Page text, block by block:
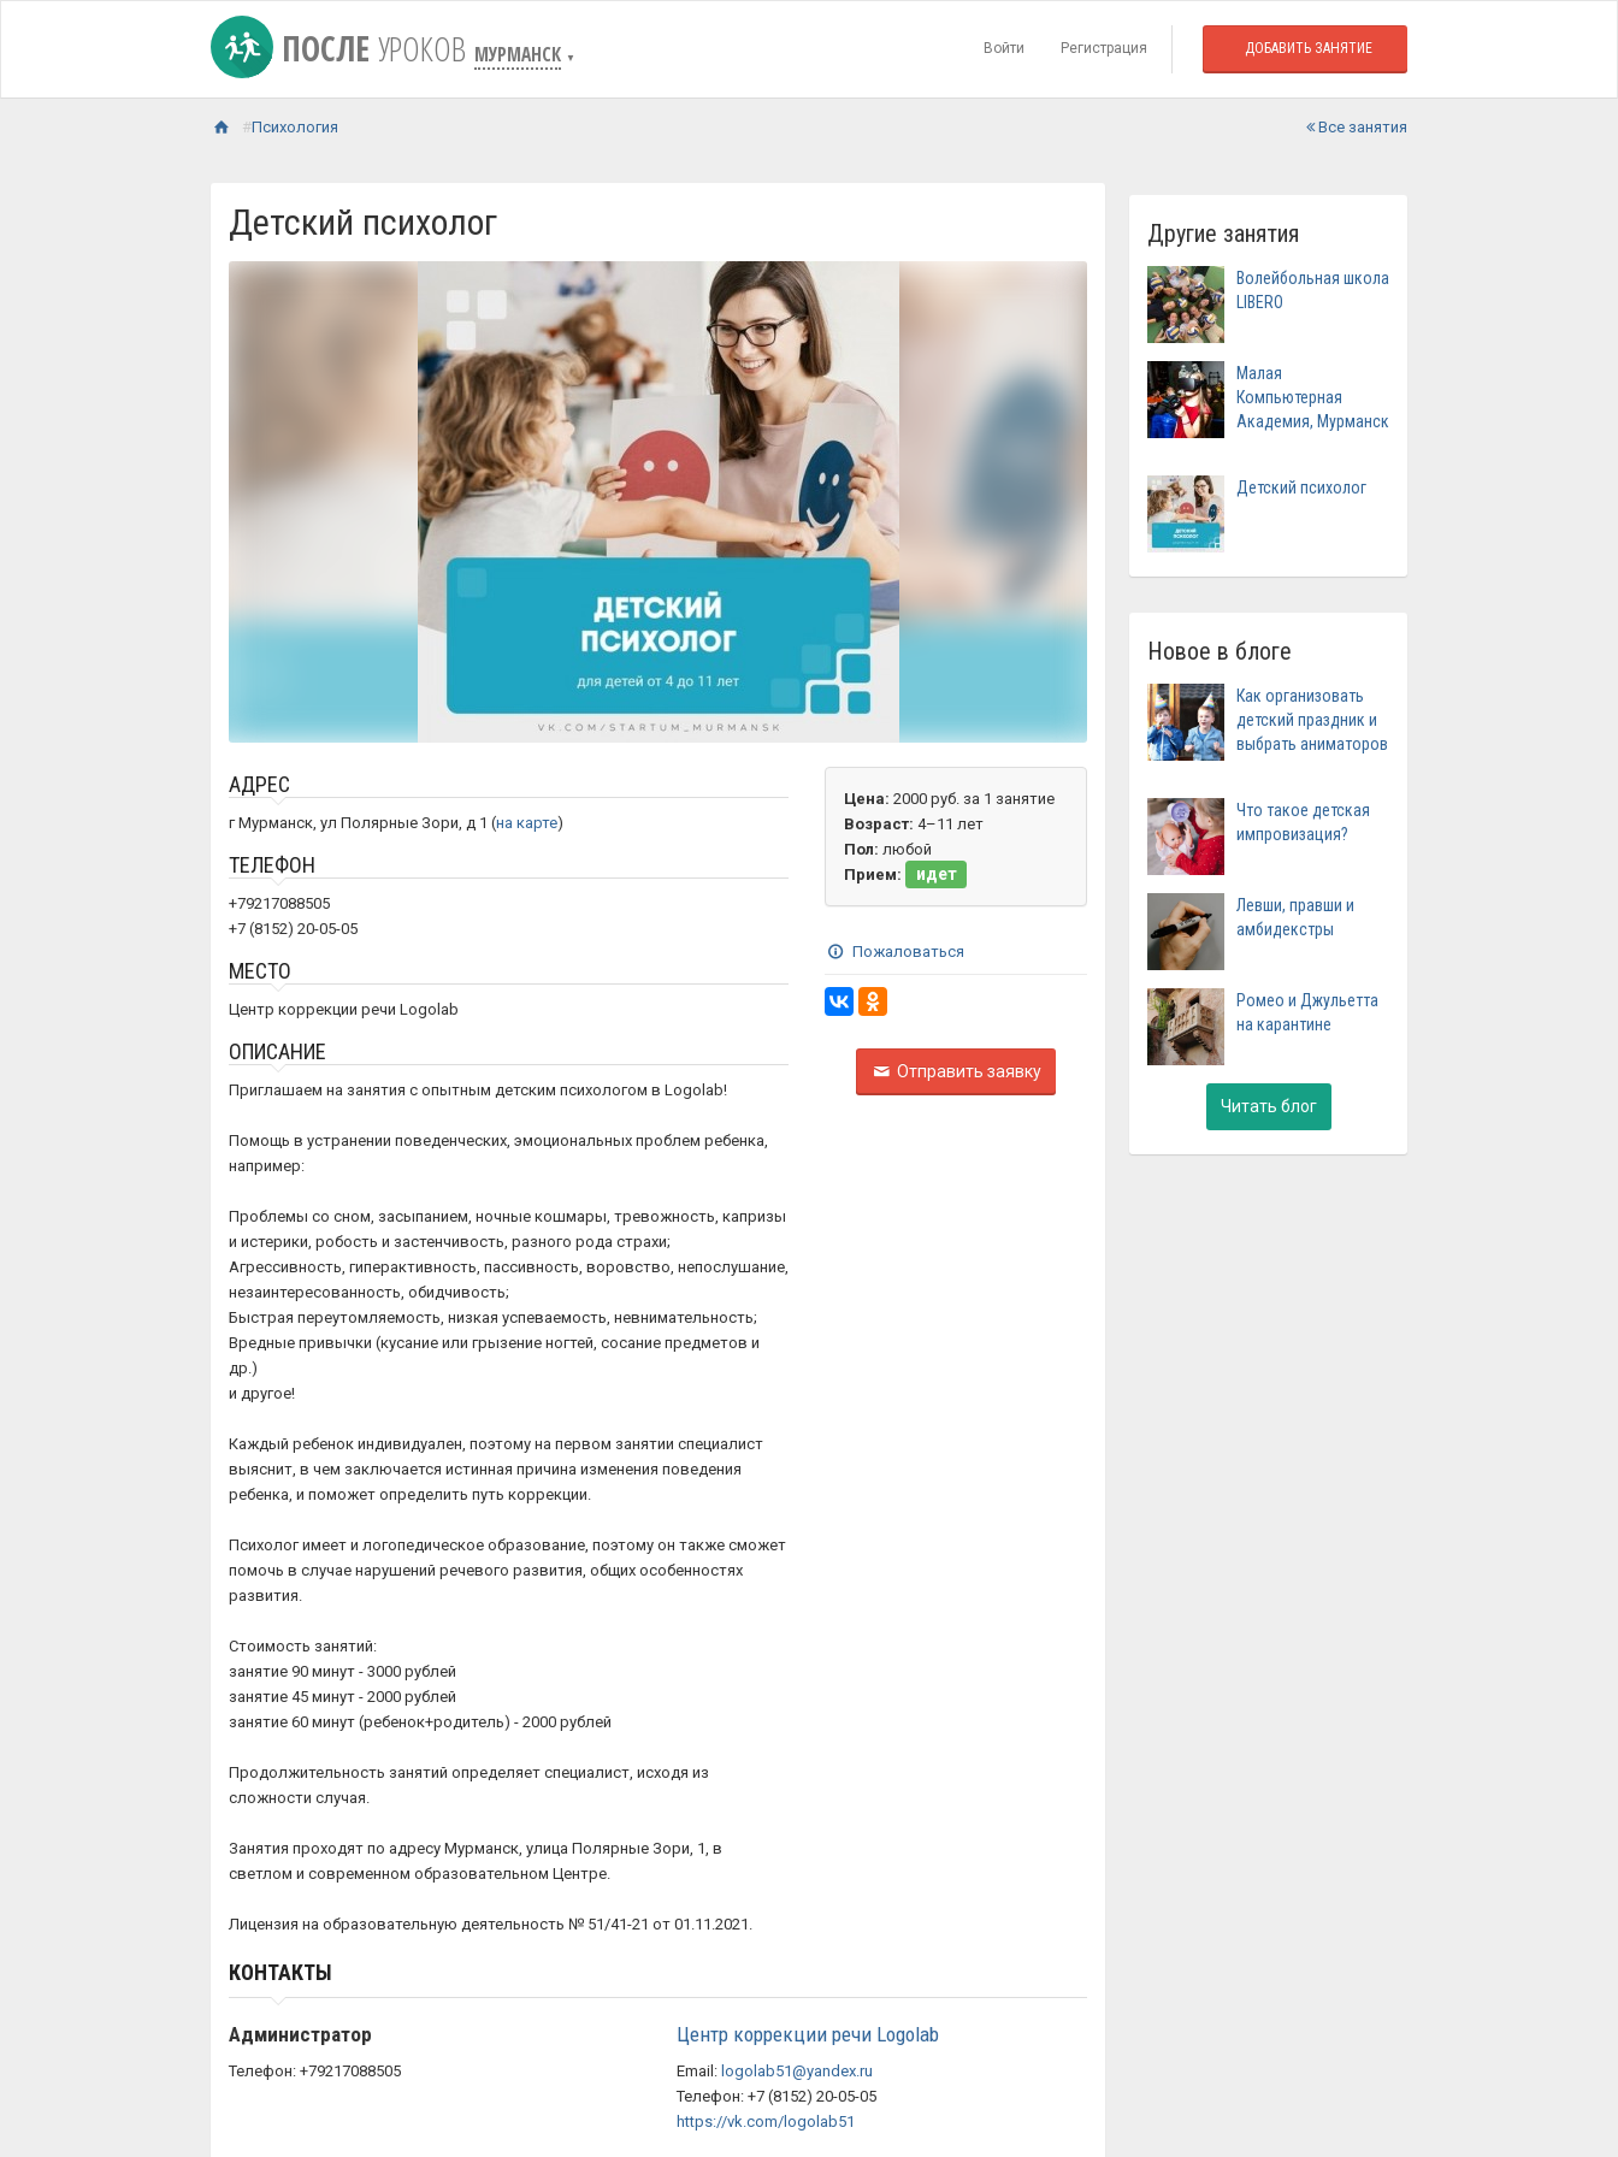
ПОСЛЕ УРОКОВ МУРМАНСК ▼
Войти Регистрация ДОБАВИТЬ ЗАНЯТИЕ
Психология Все занятия
Детский психолог
АДРЕС
г Мурманск, ул Полярные Зори, д 1 (на карте)
ТЕЛЕФОН
+79217088505
+7 (8152) 20-05-05
МЕСТО
Центр коррекции речи Logolab
ОПИСАНИЕ
Приглашаем на занятия с опытным детским психологом в Logolab!
Помощь в устранении поведенческих, эмоциональных проблем ребенка,
например:
Проблемы со сном, засыпанием, ночные кошмары, тревожность, капризы
и истерики, робость и застенчивость, разного рода страхи;
Агрессивность, гиперактивность, пассивность, воровство, непослушание,
незаинтересованность, обидчивость;
Быстрая переутомляемость, низкая успеваемость, невнимательность;
Вредные привычки (кусание или грызение ногтей, сосание предметов и
др.)
и другое!
Каждый ребенок индивидуален, поэтому на первом занятии специалист
выяснит, в чем заключается истинная причина изменения поведения
ребенка, и поможет определить путь коррекции.
Психолог имеет и логопедическое образование, поэтому он также сможет
помочь в случае нарушений речевого развития, общих особенностях
развития.
Стоимость занятий:
занятие 90 минут - 3000 рублей
занятие 45 минут - 2000 рублей
занятие 60 минут (ребенок+родитель) - 2000 рублей
Продолжительность занятий определяет специалист, исходя из
сложности случая.
Занятия проходят по адресу Мурманск, улица Полярные Зори, 1, в
светлом и современном образовательном Центре.
Лицензия на образовательную деятельность № 51/41-21 от 01.11.2021.
Цена: 2000 руб. за 1 занятие
Возраст: 4–11 лет
Пол: любой
Прием:
идет
Пожаловаться
Отправить заявку
КОНТАКТЫ
Администратор
Телефон: +79217088505
Центр коррекции речи Logolab
Email: logolab51@yandex.ru
Телефон: +7 (8152) 20-05-05
https://vk.com/logolab51
Другие занятия
Волейбольная школа
LIBERO
Малая
Компьютерная
Академия, Мурманск
Детский психолог
Новое в блоге
Как организовать
детский праздник и
выбрать аниматоров
Что такое детская
импровизация?
Левши, правши и
амбидекстры
Ромео и Джульетта
на карантине
Читать блог